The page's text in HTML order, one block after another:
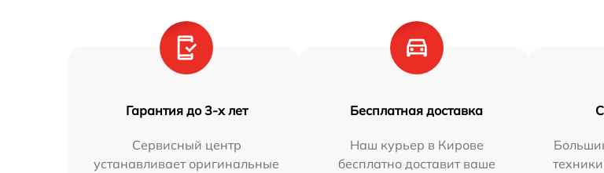
Гарантия до 3-х лет
Сервисный центр
устанавливает оригинальные
Бесплатная доставка
Наш курьер в Кирове
бесплатно доставит ваше